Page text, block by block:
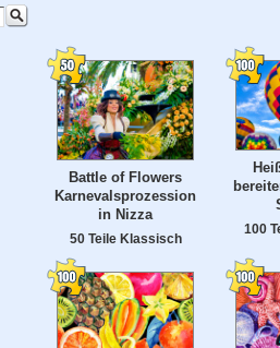
Battle of Flowers
Karnevalsprozession
in Nizza
50 Teile Klassisch
100